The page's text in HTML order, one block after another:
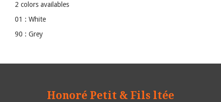
2 colors availables
01 : White
90 : Grey
Honoré Petit & Fils ltée